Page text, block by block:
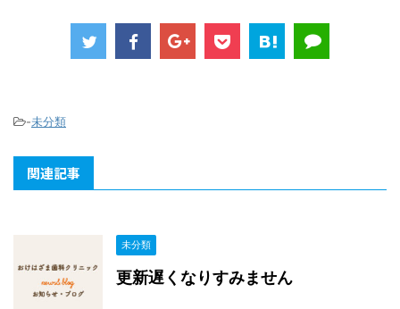
o
o
k
itt
er
e
-未分類
関連記事
未分類
更新遅くなりすみません